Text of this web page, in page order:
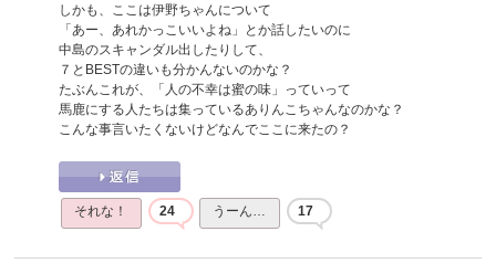
しかも、ここは伊野ちゃんについて
「あー、あれかっこいいよね」とか話したいのに
中島のスキャンダル出したりして、
７とBESTの違いも分かんないのかな？
たぶんこれが、「人の不幸は蜜の味」っていって
馬鹿にする人たちは集っているありんこちゃんなのかな？
こんな事言いたくないけどなんでここに来たの？
それな！ 24 うーん… 17